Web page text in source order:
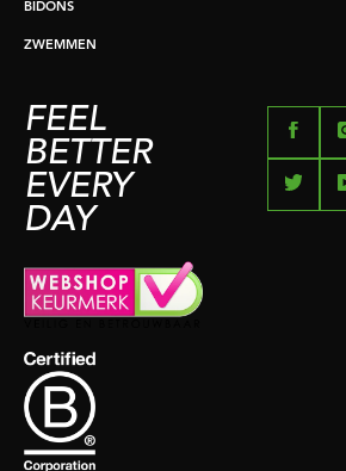
BIDONS
ZWEMMEN
FEEL
BETTER
EVERY
DAY